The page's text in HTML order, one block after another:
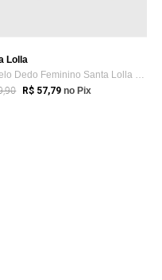
Lolla
Chinelo Dedo Feminino Santa Lolla Logo Rosa
R$ 57,79 no Pix